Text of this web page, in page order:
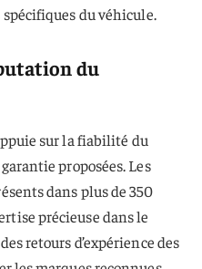
spécifiques du véhicule.
du
sur la fiabilité du
proposées. Les
dans plus de 350
précieuse dans le
retours d’expérience des